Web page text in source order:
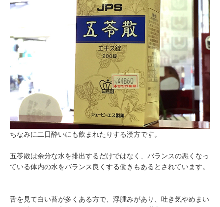
ちなみに二日酔いにも飲まれたりする漢方です。
五苓散は余分な水を排出するだけではなく、バランスの悪くなっ
ている体内の水をバランス良くする働きもあるとされています。
舌を見て白い苔が多くある方で、浮腫みがあり、吐き気やめまい